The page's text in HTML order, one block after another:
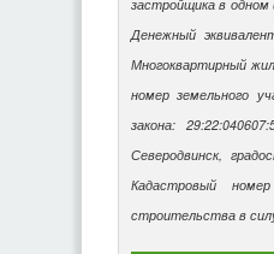
застройщика в
Денежный
Многоквартирный
номер земельного
закона:
Северодвинск,
Кадастровый
строительства в